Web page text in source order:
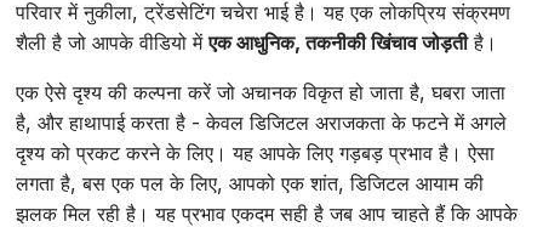
परिवार में नुकीला, ट्रेंडसेटिंग चचेरा भाई है। यह एक लोकप्रिय संक्रमण
शैली है जो आपके वीडियो मेंएक आधुनिक, तकनीकी खिंचाव जोड़तीहै।
एक ऐसे दृश्य की कल्पना करें जो अचानक विकृत हो जाता है, घबरा जाता
है, और हाथापाई करता है - केवल डिजिटल अराजकता के फटने में अगले
दृश्य को प्रकट करने के लिए। यह आपके लिए गड़बड़ प्रभाव है। ऐसा
लगता है, बस एक पल के लिए, आपको एक शांत, डिजिटल आयाम की
झलक मिल रही है। यह प्रभाव एकदम सही है जब आप चाहते हैं कि आपके